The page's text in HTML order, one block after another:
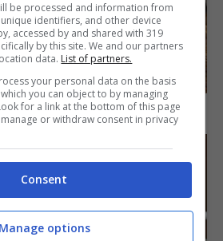
PIATTI
maiale al latte
be processed and information from
identifiers, and other device
accessed by and shared with 319
by this site. We and our partners
data. List of partners.
your personal data on the basis
you can object to by managing
for a link at the bottom of this page
or withdraw consent in privacy
Consent
Manage options